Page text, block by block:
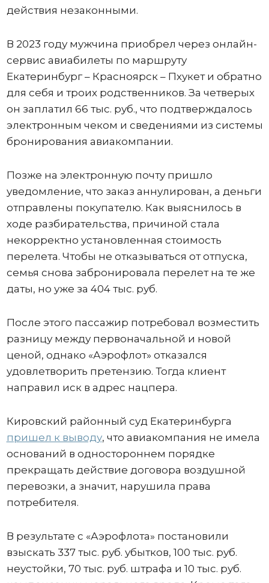
действия незаконными.
В 2023 году мужчина приобрел через онлайн-
сервис авиабилеты по маршруту
Екатеринбург – Красноярск – Пхукет и обратно
для себя и троих родственников. За четверых
он заплатил 66 тыс. руб., что подтверждалось
электронным чеком и сведениями из системы
бронирования авиакомпании.
Позже на электронную почту пришло
уведомление, что заказ аннулирован, а деньги
отправлены покупателю. Как выяснилось в
ходе разбирательства, причиной стала
некорректно установленная стоимость
перелета. Чтобы не отказываться от отпуска,
семья снова забронировала перелет на те же
даты, но уже за 404 тыс. руб.
После этого пассажир потребовал возместить
разницу между первоначальной и новой
ценой, однако «Аэрофлот» отказался
удовлетворить претензию. Тогда клиент
направил иск в адрес нацпера.
Кировский районный суд Екатеринбурга
пришел к выводу, что авиакомпания не имела
оснований в одностороннем порядке
прекращать действие договора воздушной
перевозки, а значит, нарушила права
потребителя.
В результате с «Аэрофлота» постановили
взыскать 337 тыс. руб. убытков, 100 тыс. руб.
неустойки, 70 тыс. руб. штрафа и 10 тыс. руб.